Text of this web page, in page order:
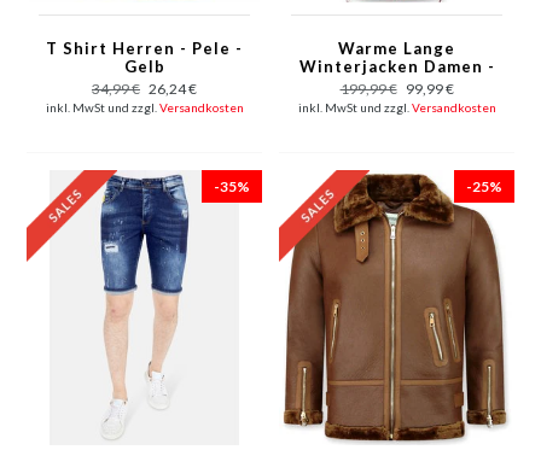
T Shirt Herren - Pele -
Gelb
34,99 € 26,24 €
inkl. MwSt und zzgl. Versandkosten
Warme Lange
Winterjacken Damen -
Rot
199,99 € 99,99 €
inkl. MwSt und zzgl. Versandkosten
-35% -25%